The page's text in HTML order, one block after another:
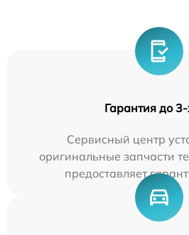
Гарантия до 3-
Сервисный центр
оригинальные запчасти
предоставляет